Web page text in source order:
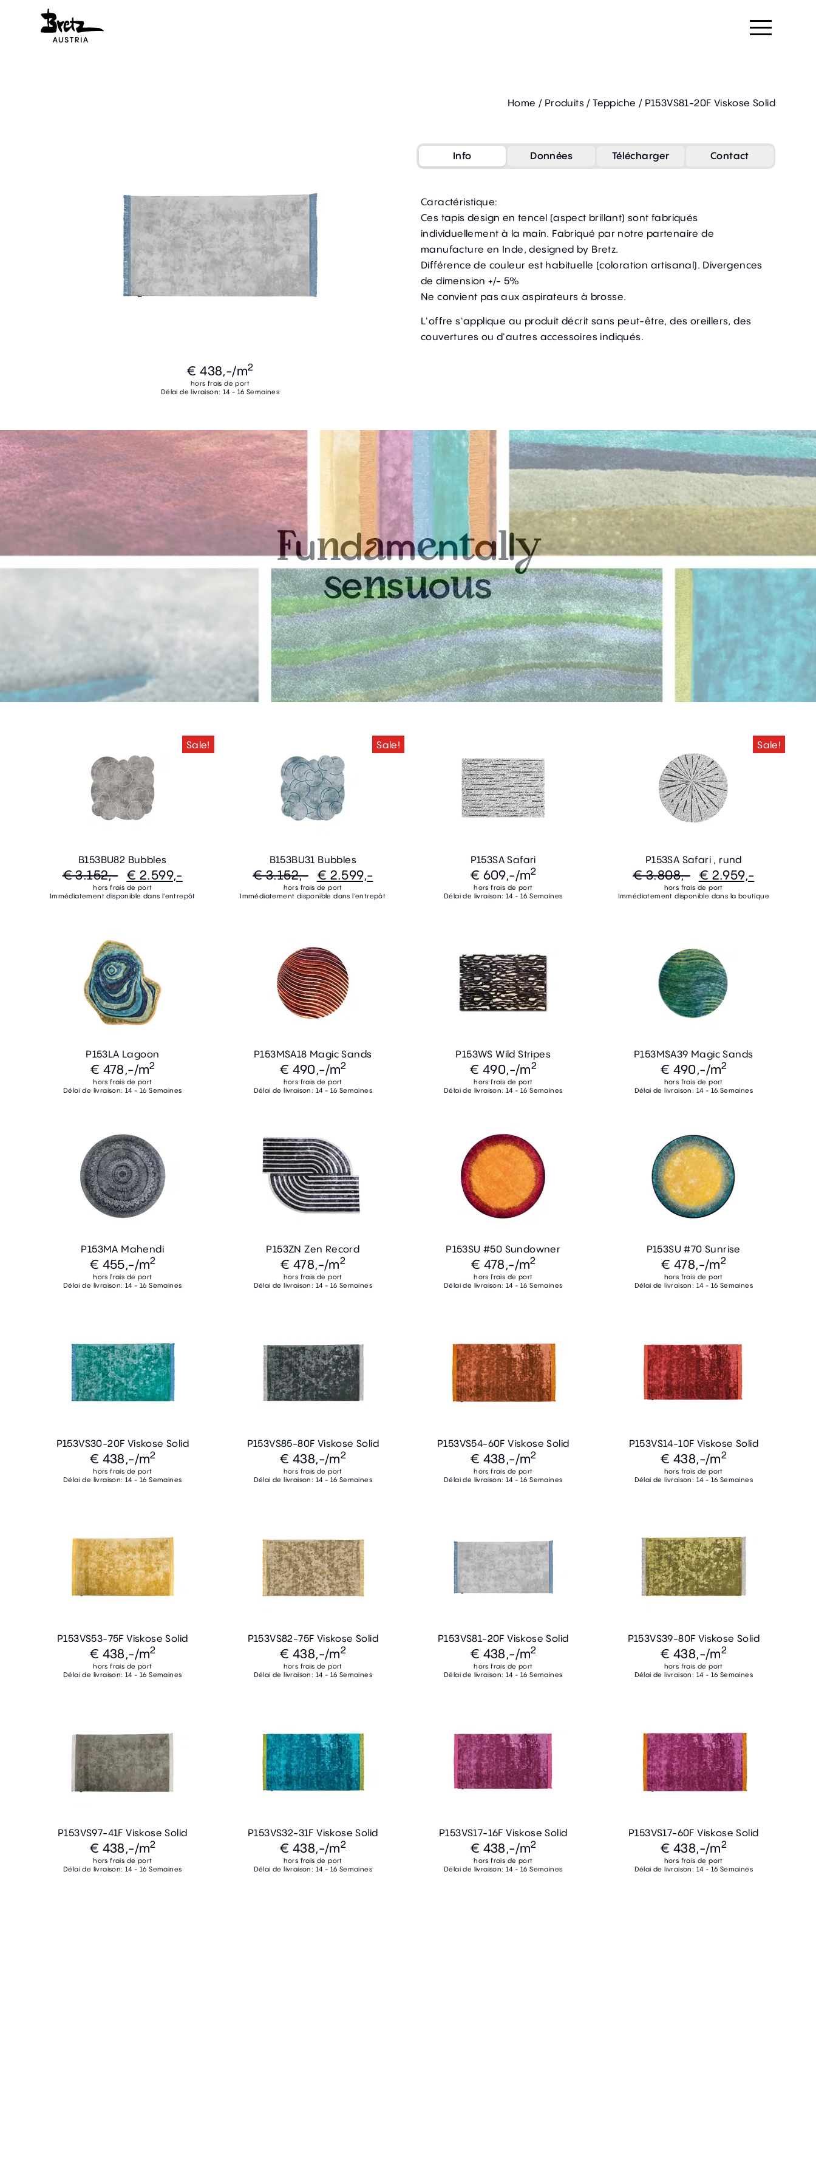
Home / Produits/ Teppiche / P153VS81-20F Viskose Solid
€ 438,-/m2
hors frais de port
Délai de livraison: 14 - 16 Semaines
Info Données Télécharger Contact
Caractéristique:
Ces tapis design en tencel (aspect brillant) sont fabriqués
individuellement à la main. Fabriqué par notre partenaire de
manufacture en Inde, designed by Bretz.
Différence de couleur est habituelle (coloration artisanal). Divergences
de dimension +/- 5%
Ne convient pas aux aspirateurs à brosse.
L'offre s'applique au produit décrit sans peut-être, des oreillers, des
couvertures ou d'autres accessoires indiqués.
Fundamentally
sensuous
Sale!
B153BU82 Bubbles
€ 3.152,- € 2.599,-
hors frais de port
Immédiatement disponible dans l'entrepôt
Sale!
B153BU31 Bubbles
€ 3.152,- € 2.599,-
hors frais de port
Immédiatement disponible dans l'entrepôt
P153SA Safari
€ 609,-/m2
hors frais de port
Délai de livraison: 14 - 16 Semaines
Sale!
P153SA Safari , rund
€ 3.808,- € 2.959,-
hors frais de port
Immédiatement disponible dans la boutique
P153LA Lagoon
€ 478,-/m2
hors frais de port
Délai de livraison: 14 - 16 Semaines
P153MSA18 Magic Sands
€ 490,-/m2
hors frais de port
Délai de livraison: 14 - 16 Semaines
P153WS Wild Stripes
€ 490,-/m2
hors frais de port
Délai de livraison: 14 - 16 Semaines
P153MSA39 Magic Sands
€ 490,-/m2
hors frais de port
Délai de livraison: 14 - 16 Semaines
P153MA Mahendi
€ 455,-/m2
hors frais de port
Délai de livraison: 14 - 16 Semaines
P153ZN Zen Record
€ 478,-/m2
hors frais de port
Délai de livraison: 14 - 16 Semaines
P153SU #50 Sundowner
€ 478,-/m2
hors frais de port
Délai de livraison: 14 - 16 Semaines
P153SU #70 Sunrise
€ 478,-/m2
hors frais de port
Délai de livraison: 14 - 16 Semaines
P153VS30-20F Viskose Solid
€ 438,-/m2
hors frais de port
Délai de livraison: 14 - 16 Semaines
P153VS85-80F Viskose Solid
€ 438,-/m2
hors frais de port
Délai de livraison: 14 - 16 Semaines
P153VS54-60F Viskose Solid
€ 438,-/m2
hors frais de port
Délai de livraison: 14 - 16 Semaines
P153VS14-10F Viskose Solid
€ 438,-/m2
hors frais de port
Délai de livraison: 14 - 16 Semaines
P153VS53-75F Viskose Solid
€ 438,-/m2
hors frais de port
Délai de livraison: 14 - 16 Semaines
P153VS82-75F Viskose Solid
€ 438,-/m2
hors frais de port
Délai de livraison: 14 - 16 Semaines
P153VS81-20F Viskose Solid
€ 438,-/m2
hors frais de port
Délai de livraison: 14 - 16 Semaines
P153VS39-80F Viskose Solid
€ 438,-/m2
hors frais de port
Délai de livraison: 14 - 16 Semaines
P153VS97-41F Viskose Solid
€ 438,-/m2
hors frais de port
Délai de livraison: 14 - 16 Semaines
P153VS32-31F Viskose Solid
€ 438,-/m2
hors frais de port
Délai de livraison: 14 - 16 Semaines
P153VS17-16F Viskose Solid
€ 438,-/m2
hors frais de port
Délai de livraison: 14 - 16 Semaines
P153VS17-60F Viskose Solid
€ 438,-/m2
hors frais de port
Délai de livraison: 14 - 16 Semaines